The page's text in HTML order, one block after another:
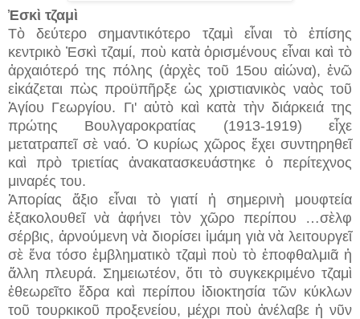
Ἐσκὶ τζαμὶ
Τὸ δεύτερο σημαντικότερο τζαμὶ εἶναι τὸ ἐπίσης
κεντρικὸ Ἐσκὶ τζαμί, ποὺ κατὰ ὁρισμένους εἶναι καὶ τὸ
ἀρχαιότερό της πόλης (ἀρχὲς τοῦ 15ου αἰώνα), ἐνῶ
εἰκάζεται πὼς προϋπῆρξε ὡς χριστιανικὸς ναὸς τοῦ
Ἁγίου Γεωργίου. Γι' αὐτὸ καὶ κατὰ τὴν διάρκειά της
πρώτης Βουλγαροκρατίας (1913-1919) εἶχε
μετατραπεῖ σὲ ναό. Ὁ κυρίως χῶρος ἔχει συντηρηθεῖ
καὶ πρὸ τριετίας ἀνακατασκευάστηκε ὁ περίτεχνος
μιναρές του.
Ἀπορίας ἄξιο εἶναι τὸ γιατί ἡ σημερινὴ μουφτεία
ἐξακολουθεῖ νὰ ἀφήνει τὸν χῶρο περίπου …σὲλφ
σέρβις, ἀρνούμενη νὰ διορίσει ἰμάμη γιὰ νὰ λειτουργεῖ
σὲ ἕνα τόσο ἐμβληματικὸ τζαμὶ ποὺ τὸ ἐποφθαλμιᾶ ἡ
ἄλλη πλευρά. Σημειωτέον, ὅτι τὸ συγκεκριμένο τζαμὶ
ἐθεωρεῖτο ἕδρα καὶ περίπου ἰδιοκτησία τῶν κύκλων
τοῦ τουρκικοῦ προξενείου, μέχρι ποὺ ἀνέλαβε ἡ νῦν